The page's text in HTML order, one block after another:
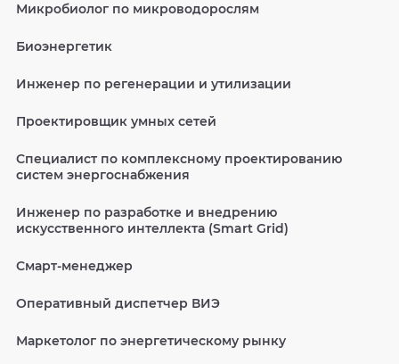
Микробиолог по микроводорослям
Биоэнергетик
Инженер по регенерации и утилизации
Проектировщик умных сетей
Специалист по комплексному проектированию
систем энергоснабжения
Инженер по разработке и внедрению
искусственного интеллекта (Smart Grid)
Смарт-менеджер
Оперативный диспетчер ВИЭ
Маркетолог по энергетическому рынку